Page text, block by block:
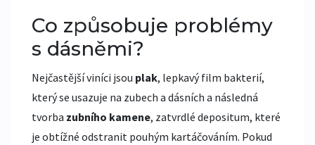
Co způsobuje problémy
s dásněmi?
Nejčastější viníci jsou plak, lepkavý film bakterií,
který se usazuje na zubech a dásních a následná
tvorba zubního kamene, zatvrdlé depositum, které
je obtížné odstranit pouhým kartáčováním. Pokud